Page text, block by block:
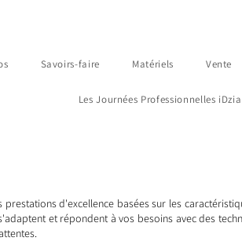
Savoirs-faire Matériels Vente
Les Journées Professionnelles iDzia
prestations d'excellence basées sur les
et répondent à vos besoins avec des